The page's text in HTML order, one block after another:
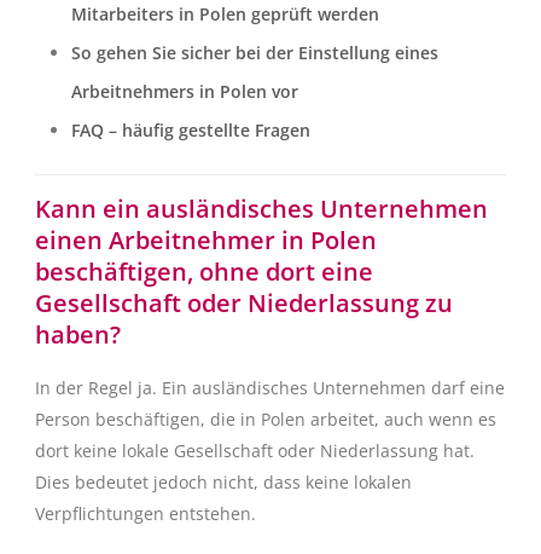
Mitarbeiters in Polen geprüft werden
So gehen Sie sicher bei der Einstellung eines
Arbeitnehmers in Polen vor
FAQ – häufig gestellte Fragen
Kann ein ausländisches Unternehmen
einen Arbeitnehmer in Polen
beschäftigen, ohne dort eine
Gesellschaft oder Niederlassung zu
haben?
In der Regel ja. Ein ausländisches Unternehmen darf eine
Person beschäftigen, die in Polen arbeitet, auch wenn es
dort keine lokale Gesellschaft oder Niederlassung hat.
Dies bedeutet jedoch nicht, dass keine lokalen
Verpflichtungen entstehen.